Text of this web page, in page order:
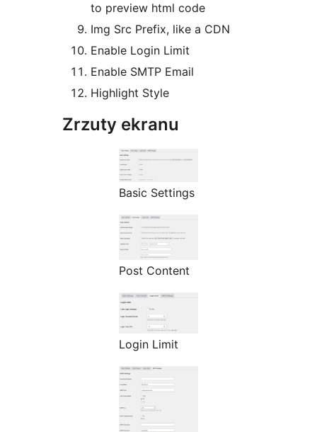
to preview html code
Img Src Prefix, like a CDN
Enable Login Limit
Enable SMTP Email
Highlight Style
Zrzuty ekranu
Basic Settings
Post Content
Login Limit